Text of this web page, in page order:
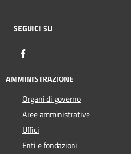
SEGUICI SU
AMMINISTRAZIONE
Organi di governo
Aree amministrative
Uffici
Enti e fondazioni